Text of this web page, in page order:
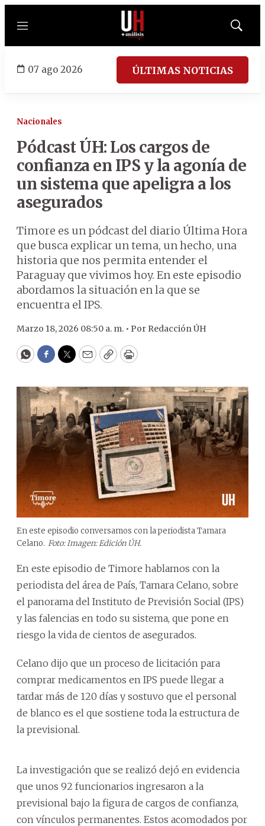
Menú
Mostrar
07 ago 2026 ÚLTIMAS NOTICIAS
Nacionales
Pódcast ÚH: Los cargos de
confianza en IPS y la agonía de
un sistema que apeligra a los
asegurados
Timore es un pódcast del diario Última Hora
que busca explicar un tema, un hecho, una
historia que nos permita entender el
Paraguay que vivimos hoy. En este episodio
abordamos la situación en la que se
encuentra el IPS.
Marzo 18, 2026 08:50 a. m. • Por Redacción ÚH
WhatsApp
Facebook
Twitter
EmailCopyPrint
En este episodio conversamos con la periodista Tamara
Celano. Foto: Imagen: Edición ÚH.
En este episodio de Timore hablamos con la
periodista del área de País, Tamara Celano, sobre
el panorama del Instituto de Previsión Social (IPS)
y las falencias en todo su sistema, que pone en
riesgo la vida de cientos de asegurados.
Celano dijo que un proceso de licitación para
comprar medicamentos en IPS puede llegar a
tardar más de 120 días y sostuvo que el personal
de blanco es el que sostiene toda la estructura de
la previsional.
La investigación que se realizó dejó en evidencia
que unos 92 funcionarios ingresaron a la
previsional bajo la figura de cargos de confianza,
con vínculos permanentes. Estos acomodados por